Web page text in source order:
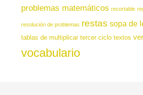
problemas matemáticos recortable
resolución de problemas restas sopa de
tablas de multiplicar tercer ciclo textos
vocabulario